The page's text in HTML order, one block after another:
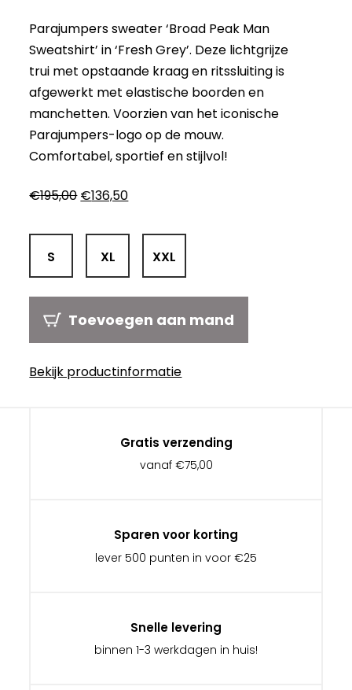
Parajumpers sweater ‘Broad Peak Man
Sweatshirt’ in ‘Fresh Grey’. Deze lichtgrijze
trui met opstaande kraag en ritssluiting is
afgewerkt met elastische boorden en
manchetten. Voorzien van het iconische
Parajumpers-logo op de mouw.
Comfortabel, sportief en stijlvol!
€195,00 Oorspronkelijke
was:
€195,00.
€136,50Huidige
is:
€136,50.
S XL XXL
Toevoegen aan mand
Bekijk productinformatie
Gratis verzending
vanaf €75,00
Sparen voor korting
lever 500 punten in voor €25
Snelle levering
binnen 1-3 werkdagen in huis!